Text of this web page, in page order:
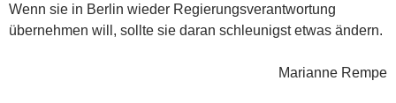
Wenn sie in Berlin wieder Regierungsverantwortung
übernehmen will, sollte sie daran schleunigst etwas ändern.
Marianne Rempe